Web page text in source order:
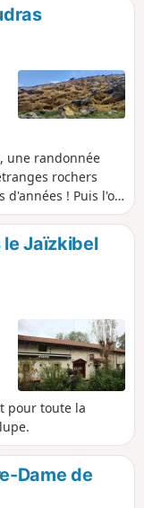
une randonnée
rochers
d'années ! Puis l'on
côte d'en haut.
le Jaïzkibel
pour toute la
Dame de